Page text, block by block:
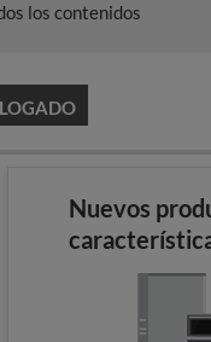
los contenidos
Nuevos